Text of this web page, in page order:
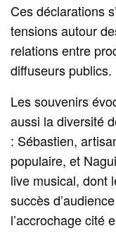
Ces déclarations
tensions autour
relations entre
diffuseurs publics.
Les souvenirs
aussi la diversité
: Sébastien,
populaire, et
live musical, dont
succès
l’accrochage cité